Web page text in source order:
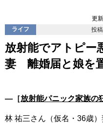
更
ライフ
投
放射能でアトピー
妻 離婚届と娘を
―［放射能パニック家族の
林 祐三さん（仮名・36歳）